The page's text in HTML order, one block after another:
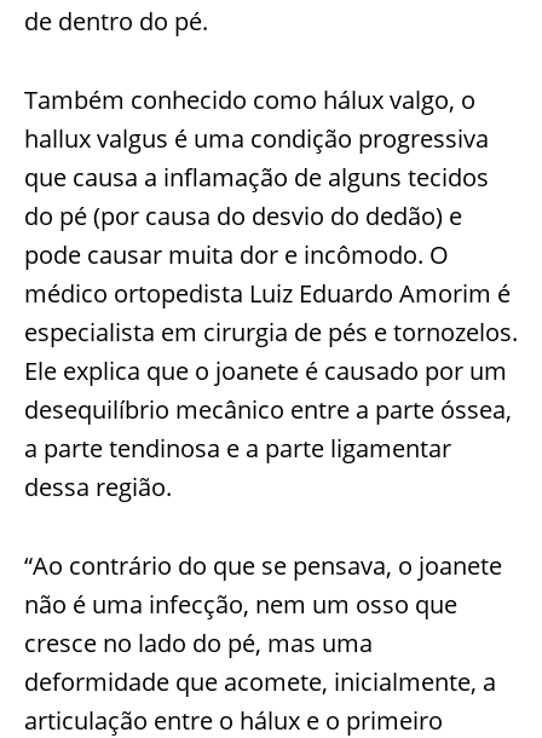
de dentro do pé.
Também conhecido como hálux valgo, o
hallux valgus é uma condição progressiva
que causa a inflamação de alguns tecidos
do pé (por causa do desvio do dedão) e
pode causar muita dor e incômodo. O
médico ortopedista Luiz Eduardo Amorim é
especialista em cirurgia de pés e tornozelos.
Ele explica que o joanete é causado por um
desequilíbrio mecânico entre a parte óssea,
a parte tendinosa e a parte ligamentar
dessa região.
“Ao contrário do que se pensava, o joanete
não é uma infecção, nem um osso que
cresce no lado do pé, mas uma
deformidade que acomete, inicialmente, a
articulação entre o hálux e o primeiro